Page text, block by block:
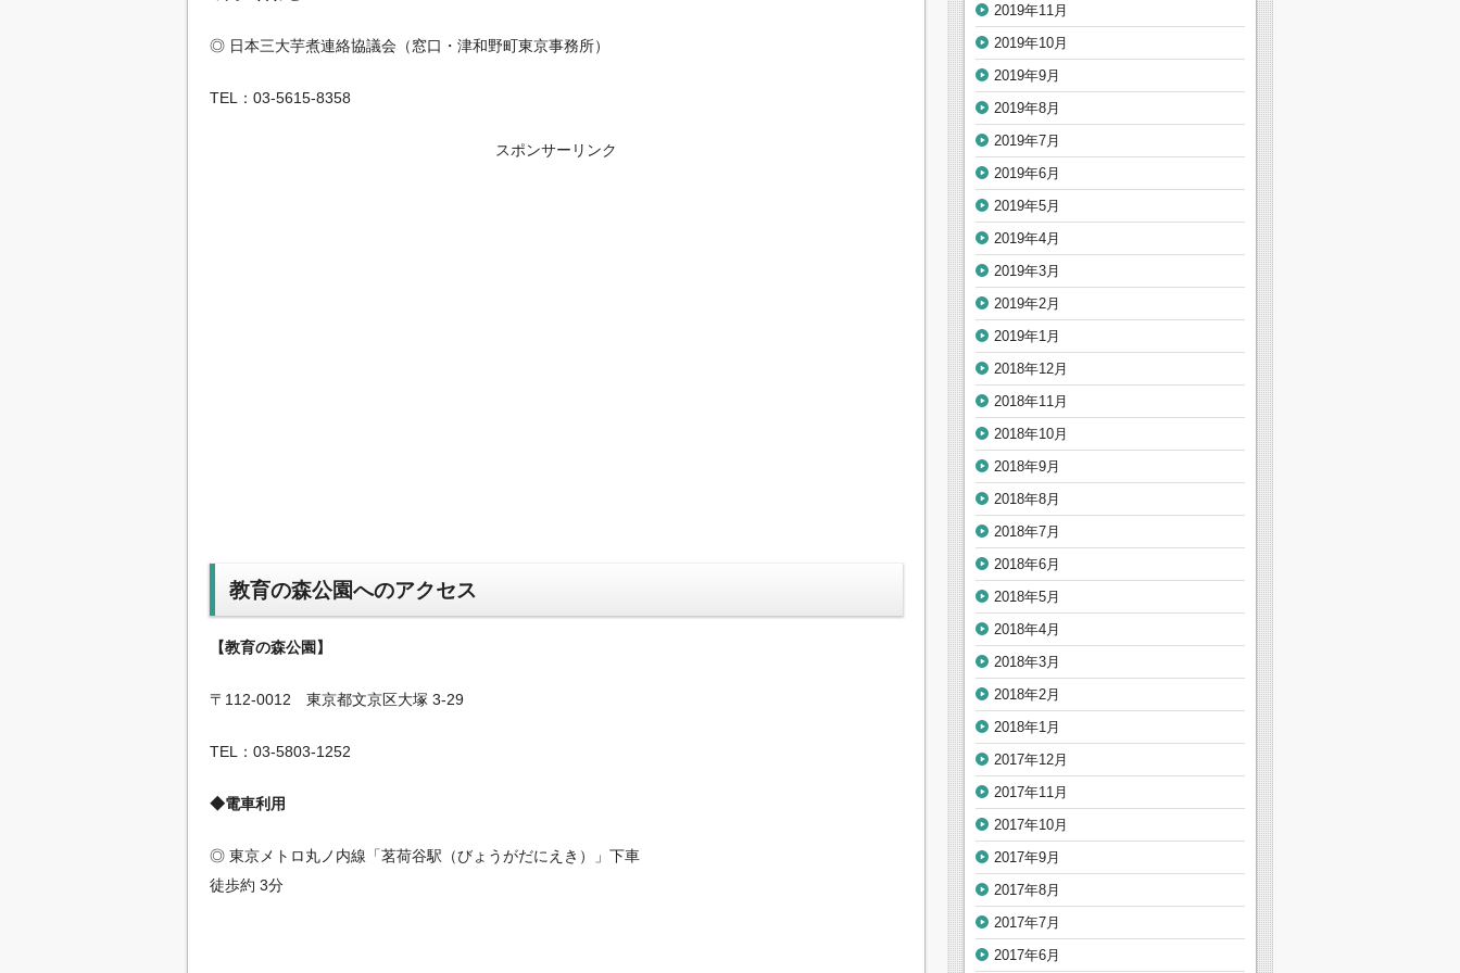
◎ 日本三大芋煮連絡協議会（窓口・津和野町東京事務所）
TEL：03-5615-8358
スポンサーリンク
教育の森公園へのアクセス
【教育の森公園】
〒112-0012 東京都文京区大塚 3-29
TEL：03-5803-1252
◆電車利用
◎ 東京メトロ丸ノ内線「茗荷谷駅（びょうがだにえき）」下車
徒歩約 3分
2019年11月
2019年10月
2019年9月
2019年8月
2019年7月
2019年6月
2019年5月
2019年4月
2019年3月
2019年2月
2019年1月
2018年12月
2018年11月
2018年10月
2018年9月
2018年8月
2018年7月
2018年6月
2018年5月
2018年4月
2018年3月
2018年2月
2018年1月
2017年12月
2017年11月
2017年10月
2017年9月
2017年8月
2017年7月
2017年6月